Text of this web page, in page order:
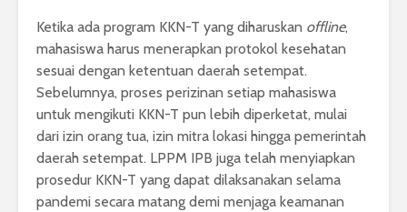
Ketika ada program KKN-T yang diharuskan offline,
mahasiswa harus menerapkan protokol kesehatan
sesuai dengan ketentuan daerah setempat.
Sebelumnya, proses perizinan setiap mahasiswa
untuk mengikuti KKN-T pun lebih diperketat, mulai
dari izin orang tua, izin mitra lokasi hingga pemerintah
daerah setempat. LPPM IPB juga telah menyiapkan
prosedur KKN-T yang dapat dilaksanakan selama
pandemi secara matang demi menjaga keamanan